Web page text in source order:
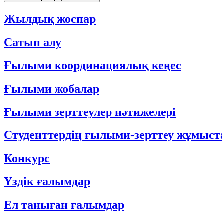
Жылдық жоспар
Сатып алу
Ғылыми координациялық кеңес
Ғылыми жобалар
Ғылыми зерттеулер нәтижелері
Студенттердің ғылыми-зерттеу
Конкурс
Үздік ғалымдар
Ел таныған ғалымдар